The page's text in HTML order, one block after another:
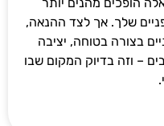
הופכים מהנים יותר
שלך. אך לצד ההנאה,
בצורה בטוחה, יציבה
– וזה בדיוק המקום שבו